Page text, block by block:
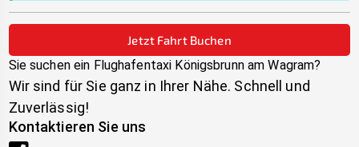
Jetzt Fahrt Buchen
Sie suchen ein Flughafentaxi Königsbrunn am Wagram?
Wir sind für Sie ganz in Ihrer Nähe. Schnell und
Zuverlässig!
Kontaktieren Sie uns